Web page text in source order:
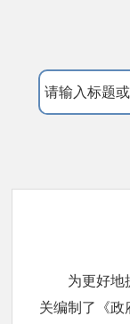
为更好地
关编制了《政